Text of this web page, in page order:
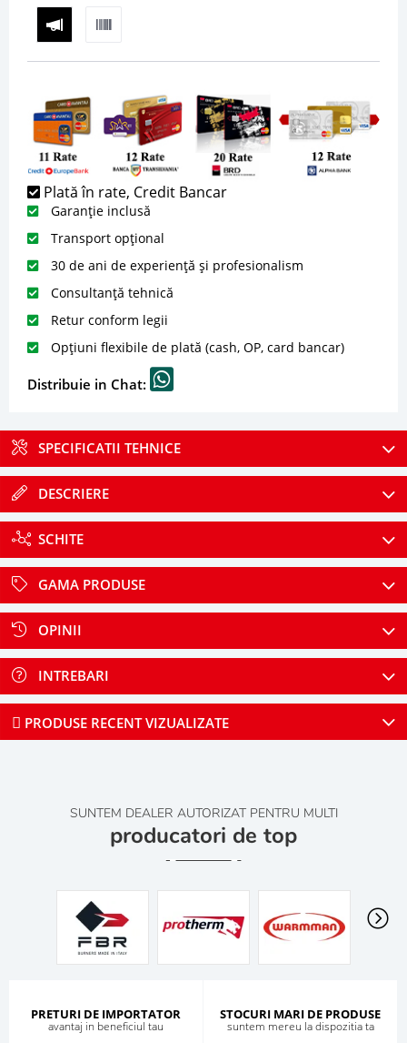
Plată în rate, Credit Bancar
Garanție inclusă
Transport opțional
30 de ani de experiență și profesionalism
Consultanță tehnică
Retur conform legii
Opțiuni flexibile de plată (cash, OP, card bancar)
Distribuie in Chat:
SPECIFICATII TEHNICE
DESCRIERE
SCHITE
GAMA PRODUSE
OPINII
INTREBARI
PRODUSE RECENT VIZUALIZATE
SUNTEM DEALER AUTORIZAT PENTRU MULTI
producatori de top
PRETURI DE IMPORTATOR
avantaj in beneficiul tau
STOCURI MARI DE PRODUSE
suntem mereu la dispozitia ta